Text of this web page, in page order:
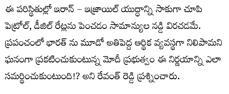
ఈ పరిస్థితుల్లో ఇరాన్ – ఇజ్రాయిల్ యుద్ధాన్ని సాకుగా చూపి
పెట్రోల్, డీజిల్ రేట్లను పెంచడం సామాన్యుల నడ్డి విరచడమే.
ప్రపంచంలో భారత్ ను మూడో అతిపెద్ద ఆర్థిక వ్యవస్థగా నిలిపామని
ఘనంగా ప్రకటించుకుంటున్న మోదీ ప్రభుత్వం ఈ నిర్ణయాన్ని ఎలా
సమర్థించుకుంటుంది!? అని రేవంత్ రెడ్డి ప్రశ్నించారు.